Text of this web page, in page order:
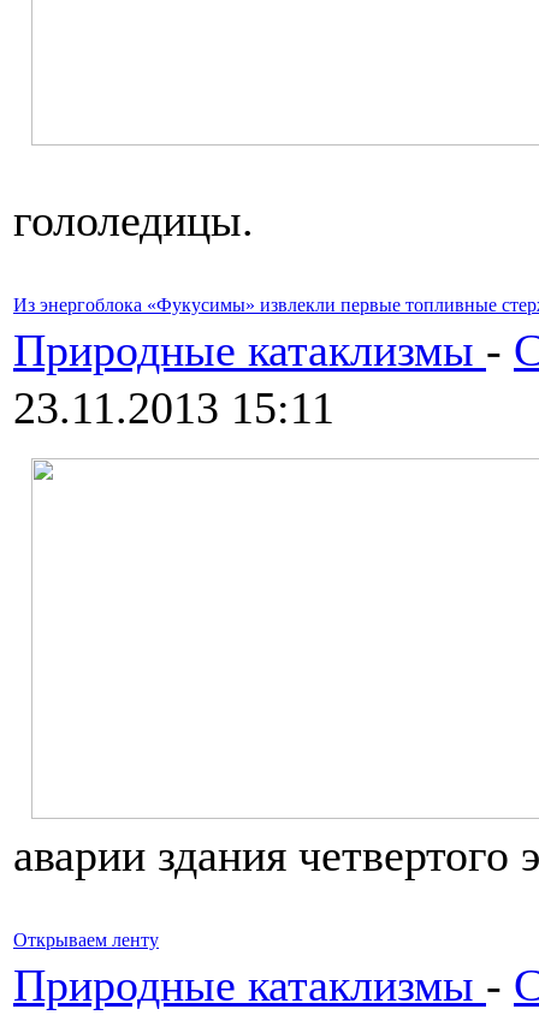
гололедицы.
Из энергоблока «Фукусимы» извлекли первые топливные
Природные катаклизмы -
23.11.2013 15:11
аварии здания четвертого
Открываем ленту
Природные катаклизмы -